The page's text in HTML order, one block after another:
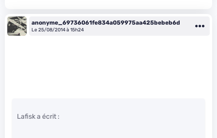
anonyme_69736061fe834a059975aa425bebeb6d
Le 25/08/2014 à 15h24
Lafisk a écrit :